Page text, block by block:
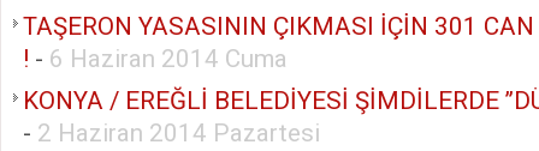
TAŞERON YASASININ ÇIKMASI İÇİN 301
! - 6 Haziran 2014 Cuma
KONYA / EREĞLİ BELEDİYESİ ŞİMDİLERDE
- 2 Haziran 2014 Pazartesi